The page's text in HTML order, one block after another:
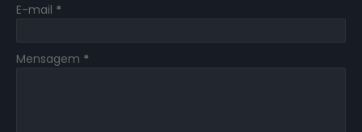
E-mail *
Mensagem *